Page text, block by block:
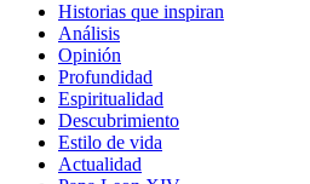
Historias que inspiran
Análisis
Opinión
Profundidad
Espiritualidad
Descubrimiento
Estilo de vida
Actualidad